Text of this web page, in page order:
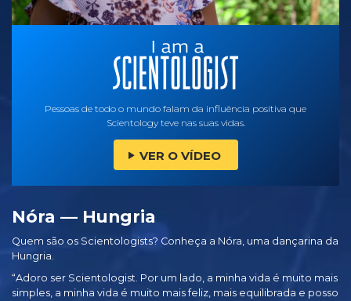
Pessoas de todo o mundo falam da influência positiva que
Scientology teve nas suas vidas.
VER O VÍDEO
Nóra — Hungria
Quem são os Scientologists? Conheça a Nóra, uma dançarina da
Hungria.
“Adoro ser Scientologist. Por um lado, a minha vida é muito mais
simples, a minha vida é muito mais feliz, mais equilibrada e posso